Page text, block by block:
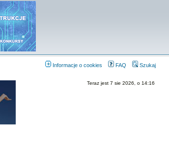
Informacje o cookies FAQ Szukaj
Teraz jest 7 sie 2026, o 14:16